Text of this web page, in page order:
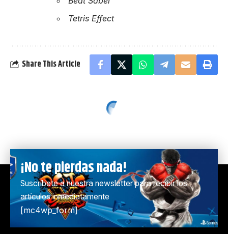
Tetris Effect
Share This Article
¡No te pierdas nada!
Suscríbete a nuestra newsletter para recibir los
artículos inmediatamente
[mc4wp_form]